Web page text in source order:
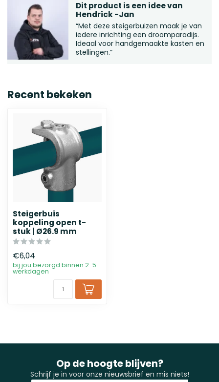
Dit product is een idee van
Hendrick -Jan
“Met deze steigerbuizen maak je van
iedere inrichting een droomparadijs.
Ideaal voor handgemaakte kasten en
stellingen.”
Recent bekeken
Steigerbuis
koppeling open t-
stuk | Ø26.9 mm
€6,04
bij jou bezorgd binnen 2-5
werkdagen
Op de hoogte blijven?
Schrijf je in voor onze nieuwsbrief en mis niets!